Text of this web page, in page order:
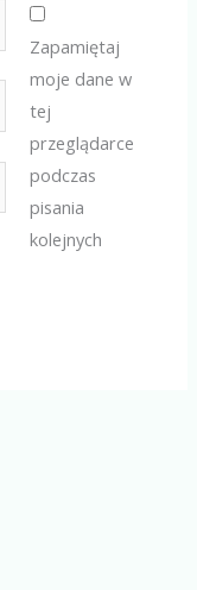
Zapamiętaj
moje dane w
tej
przeglądarce
podczas
pisania
kolejnych